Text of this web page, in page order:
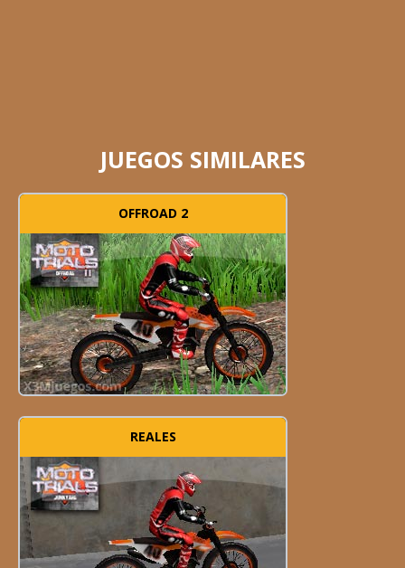
JUEGOS SIMILARES
OFFROAD 2
REALES